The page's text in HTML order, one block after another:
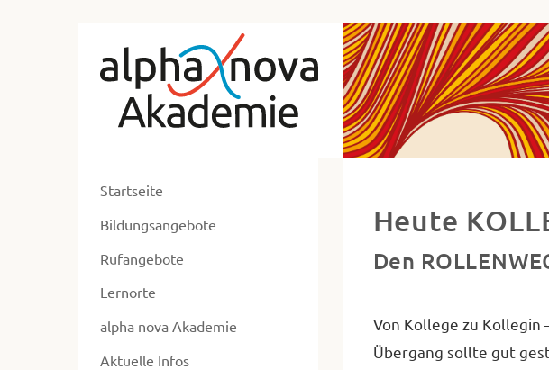
Alpha
Nova
Akademie
Neues
entdecken,
und
umsetzen.
Startseite
Bildungsangebote
Rufangebote
Lernorte
alpha nova Akademie
Aktuelle Infos
Heute
Den
Von Kollege zu Kollegin
Übergang sollte gut